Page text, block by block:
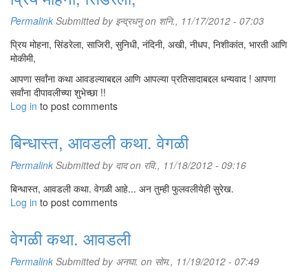
Permalink Submitted by इन्द्रधनुon शनि., 11/17/2012 - 07:03
प्रिय मोहना, सिंडरेला, साजिरी, सुनिधी, नंदिनी, अखी, नीधप, निशीकांत, भारती आणि
मोकीमी,
आपणा सर्वांना कथा आवडल्याबद्दल आणि आपल्या प्रतिसादाबद्दल धन्यवाद ! आपणा
सर्वांना दीपावलीच्या शुभेच्छा !!
Log in to post comments
बिन्धास्त, आवडली कथा. वेगळी
Permalink Submitted by दादon रवि., 11/18/2012 - 09:16
बिन्धास्त, आवडली कथा. वेगळी आहे... अन तुम्ही फुलवलीयेही सुरेख.
Log in to post comments
वेगळी कथा. आवडली
Permalink Submitted by अनघा. on सोम., 11/19/2012 - 07:49